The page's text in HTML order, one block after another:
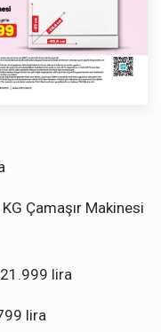
Çamaşır Makinesi
lira
lira